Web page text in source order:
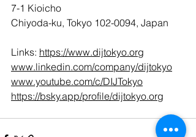
7-1 Kioicho
Chiyoda-ku, Tokyo 102-0094, Japan
Links: https://www.dijtokyo.org
www.linkedin.com/company/dijtokyo
www.youtube.com/c/DIJTokyo
https://bsky.app/profile/dijtokyo.org